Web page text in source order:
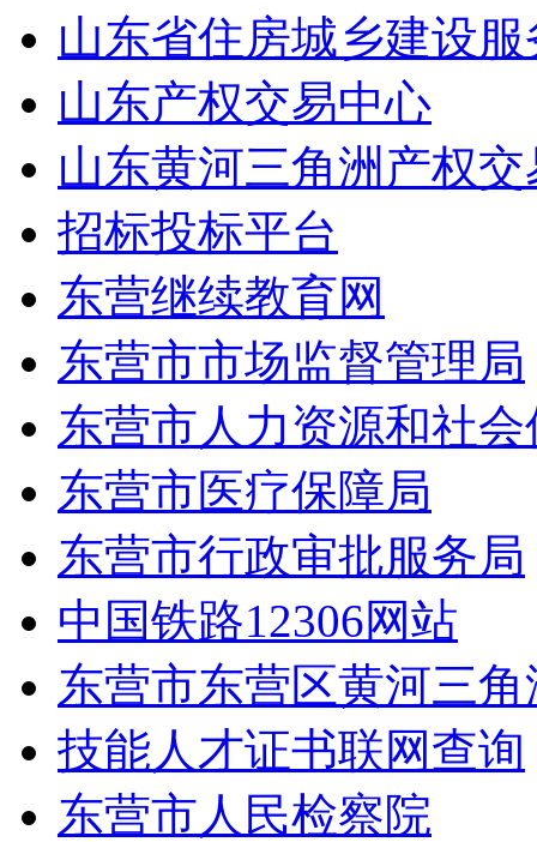
山东省住房城乡建设
山东产权交易中心
山东黄河三角洲产权
招标投标平台
东营继续教育网
东营市市场监督管理局
东营市人力资源和社
东营市医疗保障局
东营市行政审批服务局
中国铁路12306网站
东营市东营区黄河三
技能人才证书联网查询
东营市人民检察院